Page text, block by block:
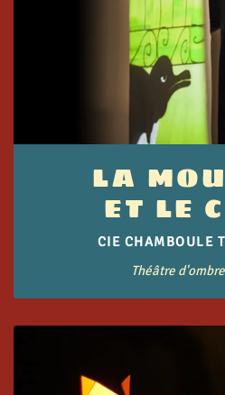
LA
ET LE
CIE CHAMBOULE
Théâtre